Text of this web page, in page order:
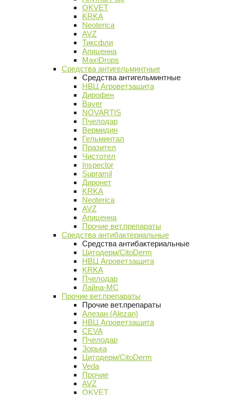
OKVET
KRKA
Neoterica
AVZ
Тиксфли
Апиценна
MaxiDrops
Средства антигельминтные
Средства антигельминтные
НВЦ Агроветзащита
Дирофен
Bayer
NOVARTIS
Пчелодар
Вермидин
Гельминтал
Празител
Чистотел
Inspector
Supramil
Диронет
KRKA
Neoterica
AVZ
Апиценна
Прочие вет.препараты
Средства антибактериальные
Средства антибактериальные
Цитодерм/CitoDerm
НВЦ Агроветзащита
KRKA
Пчелодар
Лайна-МС
Прочие вет.препараты
Прочие вет.препараты
Алезан (Alezan)
НВЦ Агроветзащита
CEVA
Пчелодар
Зорька
Цитодерм/CitoDerm
Veda
Прочие
AVZ
OKVET